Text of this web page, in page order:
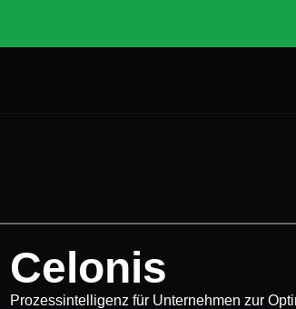
Celonis
Prozessintelligenz für Unternehmen zur